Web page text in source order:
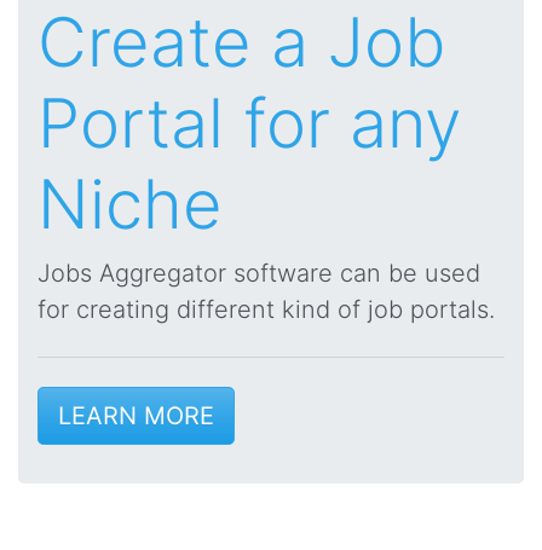
Create a Job
Portal for any
Niche
Jobs Aggregator software can be used
for creating different kind of job portals.
LEARN MORE